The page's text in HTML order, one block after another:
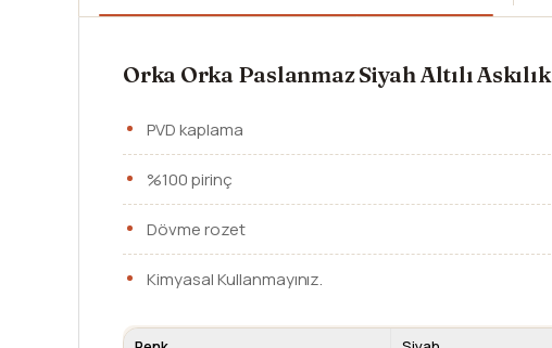
Orka Orka Paslanmaz Siyah Altılı Askılık
PVD kaplama
%100 pirinç
Dövme rozet
Kimyasal Kullanmayınız.